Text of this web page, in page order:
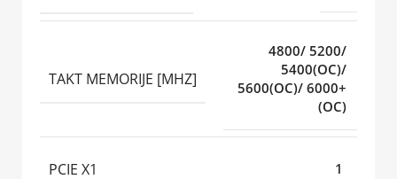
TAKT MEMORIJE [MHZ]
4800/ 5200/
5400(OC)/
5600(OC)/ 6000+
(OC)
PCIE X1 1